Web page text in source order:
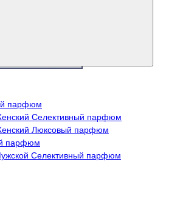
парфюм
Селективный парфюм
Люксовый парфюм
парфюм
Селективный парфюм